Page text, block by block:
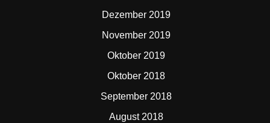
Dezember 2019
November 2019
Oktober 2019
Oktober 2018
September 2018
August 2018